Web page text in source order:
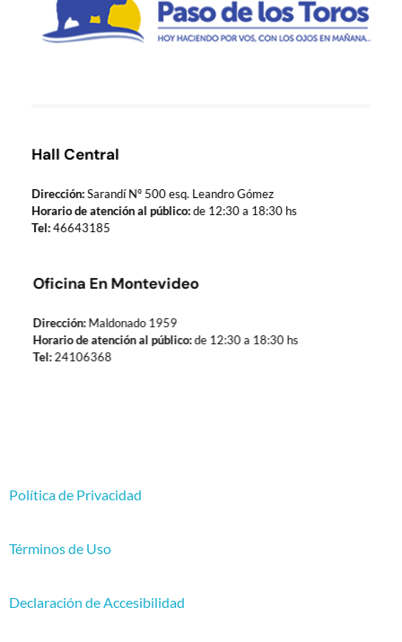
Hall Central
Dirección:Sarandí Nº 500 esq. Leandro Gómez
Horario de atención al público:de 12:30 a 18:30 hs
Tel:46643185
Oficina En Montevideo
Dirección:Maldonado 1959
Horario de atención al público:de 12:30 a 18:30 hs
Tel:24106368
Política de Privacidad
Términos de Uso
Declaración de Accesibilidad